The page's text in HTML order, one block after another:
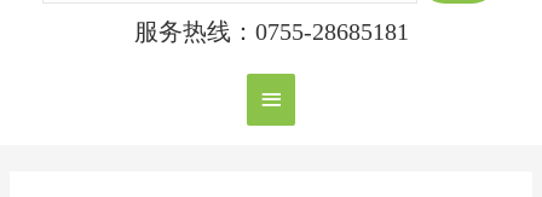
服务热线：0755-28685181